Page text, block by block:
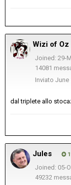
Wizi of Oz
Joined: 29-
14081
Inviato June
dal triplete allo
Jules
Joined: 05-
49232